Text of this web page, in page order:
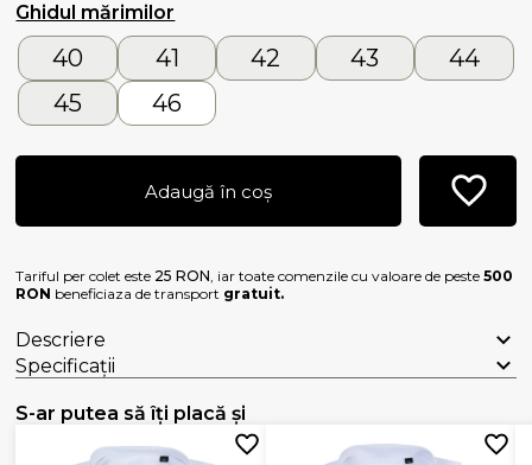
Ghidul mărimilor
40 41 42 43
44
45
46
Adaugă în coș
Tariful per colet este 25 RON, iar toate comenzile cu valoare de peste500
RON beneficiaza de transport gratuit.
Descriere
Specificații
S-ar putea să îți placă și